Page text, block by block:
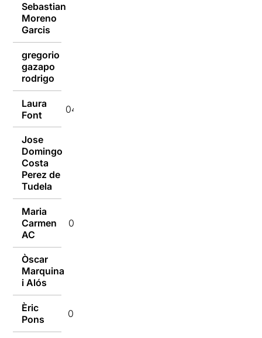
Sebastian
Moreno
Garcis
gregorio
gazapo
rodrigo
Laura
Font
04/10/2015
Jose
Domingo
Costa
Perez de
Tudela
Maria
Carmen
AC
03/10/2015
Òscar
Marquina
i Alós
Èric
Pons
03/10/2015